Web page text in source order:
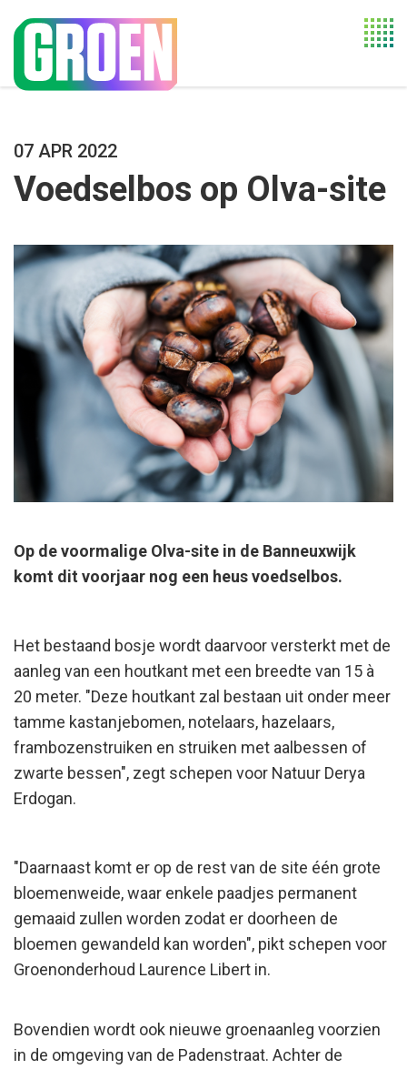
07 APR 2022
Voedselbos op Olva-site
Op de voormalige Olva-site in de Banneuxwijk
komt dit voorjaar nog een heus voedselbos.
Het bestaand bosje wordt daarvoor versterkt met de
aanleg van een houtkant met een breedte van 15 à
20 meter. "Deze houtkant zal bestaan uit onder meer
tamme kastanjebomen, notelaars, hazelaars,
frambozenstruiken en struiken met aalbessen of
zwarte bessen", zegt schepen voor Natuur Derya
Erdogan.
"Daarnaast komt er op de rest van de site één grote
bloemenweide, waar enkele paadjes permanent
gemaaid zullen worden zodat er doorheen de
bloemen gewandeld kan worden", pikt schepen voor
Groenonderhoud Laurence Libert in.
Bovendien wordt ook nieuwe groenaanleg voorzien
in de omgeving van de Padenstraat. Achter de